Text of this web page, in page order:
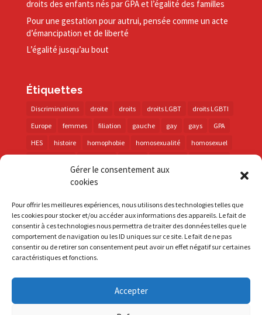
Gérer le consentement aux
cookies
Pour offrir les meilleures expériences, nous utilisons des technologies telles que
les cookies pour stocker et/ou accéder aux informations des appareils. Le fait de
consentir à ces technologies nous permettra de traiter des données telles que le
comportement de navigation ou les ID uniques sur ce site. Le fait de ne pas
consentir ou de retirer son consentement peut avoir un effet négatif sur certaines
caractéristiques et fonctions.
Accepter
droits des enfants nés par GPA et l’égalité des familles
Pour une gestation pour autrui, pensée comme un acte
d’émancipation et de liberté
L’égalité jusqu’au bout
Étiquettes
Discriminations droite droits droits LGBT
droits LGBTI
Europe
femmes filiation gauche gay gays
GPA
HES
histoire homophobie homosexualité
homosexuel
PMA police
prévention
santé
sida trans transphobie UE
Union européenne
vih
violences visibilité élections